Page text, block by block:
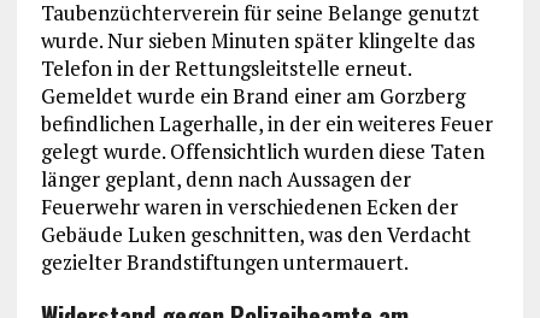
Taubenzüchterverein für seine Belange genutzt
wurde. Nur sieben Minuten später klingelte das
Telefon in der Rettungsleitstelle erneut.
Gemeldet wurde ein Brand einer am Gorzberg
befindlichen Lagerhalle, in der ein weiteres Feuer
gelegt wurde. Offensichtlich wurden diese Taten
länger geplant, denn nach Aussagen der
Feuerwehr waren in verschiedenen Ecken der
Gebäude Luken geschnitten, was den Verdacht
gezielter Brandstiftungen untermauert.